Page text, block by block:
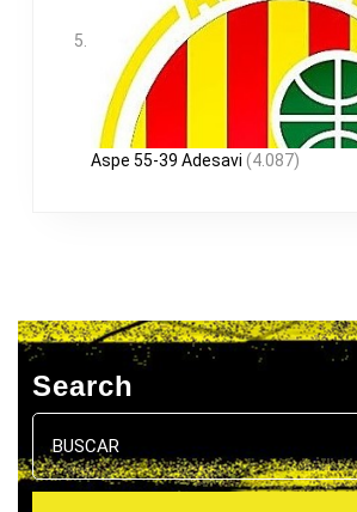
Aspe 55-39 Adesavi (4.087)
Search
Buscar: